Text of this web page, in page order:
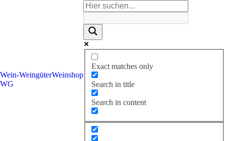
Wein-
WG
WeingüterWeinshop
Exact matches only
Search in title
Search in content